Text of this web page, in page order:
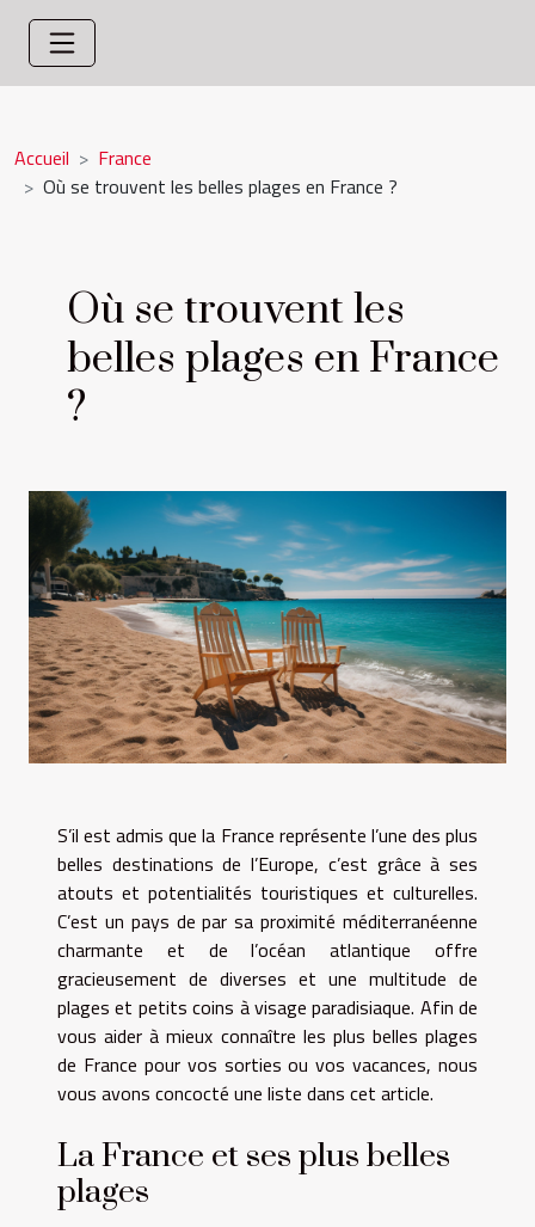
Accueil
France
Où se trouvent les belles plages en France ?
Où se trouvent les
belles plages en France
?
S’il est admis que la France représente l’une des plus
belles destinations de l’Europe, c’est grâce à ses
atouts et potentialités touristiques et culturelles.
C’est un pays de par sa proximité méditerranéenne
charmante et de l’océan atlantique offre
gracieusement de diverses et une multitude de
plages et petits coins à visage paradisiaque. Afin de
vous aider à mieux connaître les plus belles plages
de France pour vos sorties ou vos vacances, nous
vous avons concocté une liste dans cet article.
La France et ses plus belles
plages